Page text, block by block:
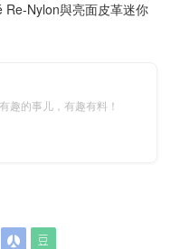
Nylon與亮面皮革迷你
趣的事儿，有趣有料！
 